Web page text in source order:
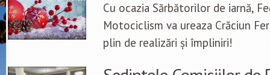
Cu ocazia Sărbătorilor de iarnă,
Motociclism va ureaza Crăciun
plin de realizări și împliniri!